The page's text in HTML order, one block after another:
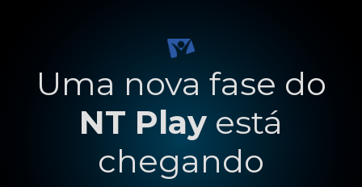
Uma nova fase do
NT Play está
chegando